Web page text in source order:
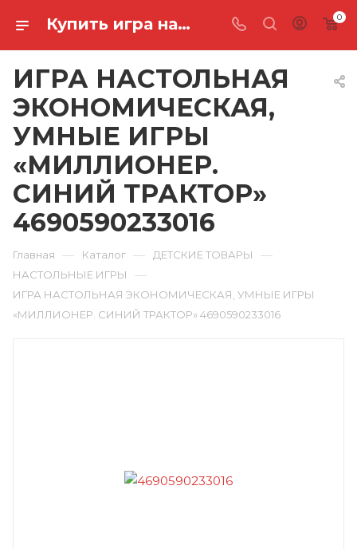
Купить игра настольная экономическая, умные игры «миллионер. синий трактор» 4690590233016 в Ростове-на-Дону 0
ИГРА НАСТОЛЬНАЯ
ЭКОНОМИЧЕСКАЯ,
УМНЫЕ ИГРЫ
«МИЛЛИОНЕР.
СИНИЙ ТРАКТОР»
4690590233016
Главная — Каталог — ДЕТСКИЕ ТОВАРЫ —
НАСТОЛЬНЫЕ ИГРЫ —
ИГРА НАСТОЛЬНАЯ ЭКОНОМИЧЕСКАЯ, УМНЫЕ ИГРЫ
«МИЛЛИОНЕР. СИНИЙ ТРАКТОР» 4690590233016